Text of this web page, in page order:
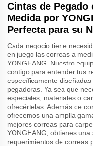
Cintas de Pegado
Medida por
Perfecta para su
Cada negocio tiene
en juego las correas a
YONGHANG. Nuestro
contigo para entender tus
específicamente
pegadoras. Ya sea que
especiales, materiales o
ofrecértelas. Además de
ofrecemos una amplia
mejores correas para
YONGHANG, obtienes
requerimientos de correas